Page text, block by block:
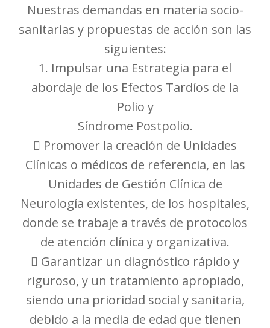
Nuestras demandas en materia socio-
sanitarias y propuestas de acción son las
siguientes:
1. Impulsar una Estrategia para el
abordaje de los Efectos Tardíos de la
Polio y
Síndrome Postpolio.
 Promover la creación de Unidades
Clínicas o médicos de referencia, en las
Unidades de Gestión Clínica de
Neurología existentes, de los hospitales,
donde se trabaje a través de protocolos
de atención clínica y organizativa.
 Garantizar un diagnóstico rápido y
riguroso, y un tratamiento apropiado,
siendo una prioridad social y sanitaria,
debido a la media de edad que tienen